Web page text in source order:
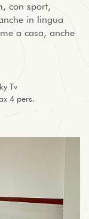
con sport,
in lingua
a casa, anche
Tv
4 pers.